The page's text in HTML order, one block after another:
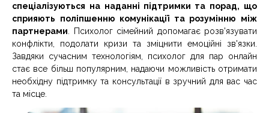
спеціалізуються на наданні підтримки та порад, що
сприяють поліпшенню комунікації та розумінню між
партнерами. Психолог сімейний допомагає розв'язувати
конфлікти, подолати кризи та зміцнити емоційні зв'язки.
Завдяки сучасним технологіям, психолог для пар онлайн
стає все більш популярним, надаючи можливість отримати
необхідну підтримку та консультації в зручний для вас час
та місце.